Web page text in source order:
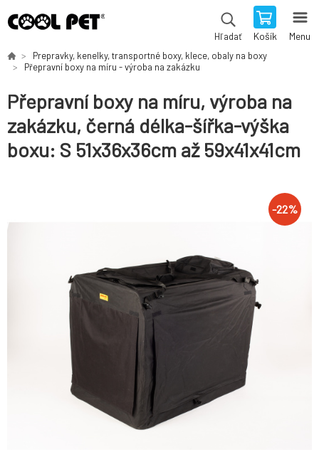
Hľadať Košík Menu
Prepravky, kenelky, transportné boxy, klece, obaly na boxy
Přepravní boxy na míru - výroba na zakázku
Přepravní boxy na míru, výroba na
zakázku, černá délka-šířka-výška
boxu: S 51x36x36cm až 59x41x41cm
-22%